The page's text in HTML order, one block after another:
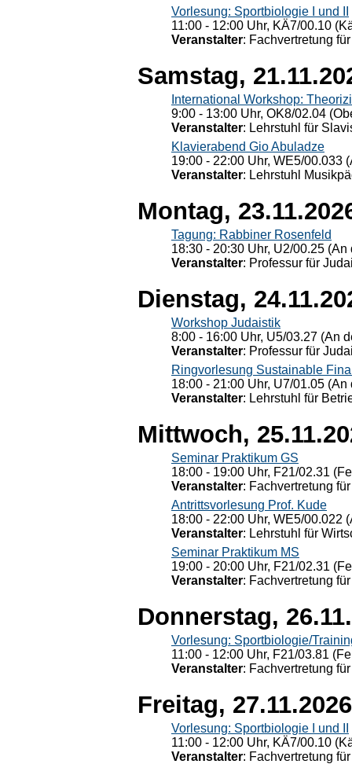
Vorlesung: Sportbiologie I und II
11:00 - 12:00 Uhr, KÄ7/00.10
Veranstalter: Fachvertretung
Samstag,
International Workshop:
9:00 - 13:00 Uhr, OK8/02.04
Veranstalter: Lehrstuhl für
Klavierabend Gio Abuladze
19:00 - 22:00 Uhr, WE5/00.033
Veranstalter: Lehrstuhl
Montag,
Tagung: Rabbiner Rosenfeld
18:30 - 20:30 Uhr, U2/00.25
Veranstalter: Professur für
Dienstag,
Workshop Judaistik
8:00 - 16:00 Uhr, U5/03.27 (An
Veranstalter: Professur für
Ringvorlesung Sustainable
18:00 - 21:00 Uhr, U7/01.05
Veranstalter: Lehrstuhl für
Mittwoch,
Seminar Praktikum GS
18:00 - 19:00 Uhr, F21/02.31
Veranstalter: Fachvertretung
Antrittsvorlesung Prof. Kude
18:00 - 22:00 Uhr, WE5/00.022
Veranstalter: Lehrstuhl für
Seminar Praktikum MS
19:00 - 20:00 Uhr, F21/02.31
Veranstalter: Fachvertretung
Donnerstag,
Vorlesung: Sportbiologie/
11:00 - 12:00 Uhr, F21/03.81
Veranstalter: Fachvertretung
Freitag, 27.11.2026
Vorlesung: Sportbiologie I und II
11:00 - 12:00 Uhr, KÄ7/00.10
Veranstalter: Fachvertretung